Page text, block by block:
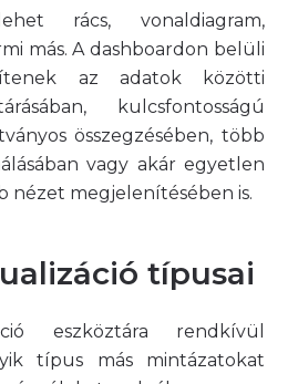
rács, vonaldiagram,
más. A dashboardon belüli
az adatok közötti
kulcsfontosságú
összegzésében, több
vagy akár egyetlen
nézet megjelenítésében is.
típusai
eszköztára rendkívül
típus más mintázatokat